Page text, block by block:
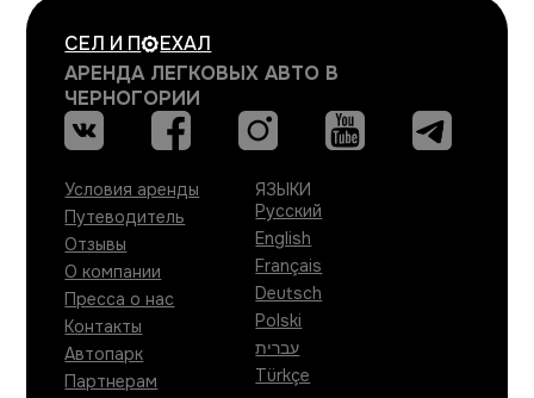
СЕЛ И П
ЕХАЛ
АРЕНДА ЛЕГКОВЫХ АВТО В
ЧЕРНОГОРИИ
Условия аренды
Путеводитель
Отзывы
О компании
Пресса о нас
Контакты
Автопарк
Партнерам
ЯЗЫКИ
Русский
English
Français
Deutsch
Polski
עברית
Türkçe